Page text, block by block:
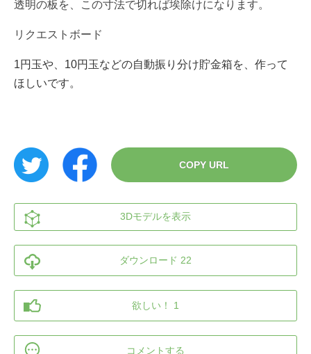
透明の板を、この寸法で切れば埃除けになります。
リクエストボード
1円玉や、10円玉などの自動振り分け貯金箱を、作って
ほしいです。
COPY URL
3Dモデルを表示
ダウンロード 22
欲しい！ 1
コメントする